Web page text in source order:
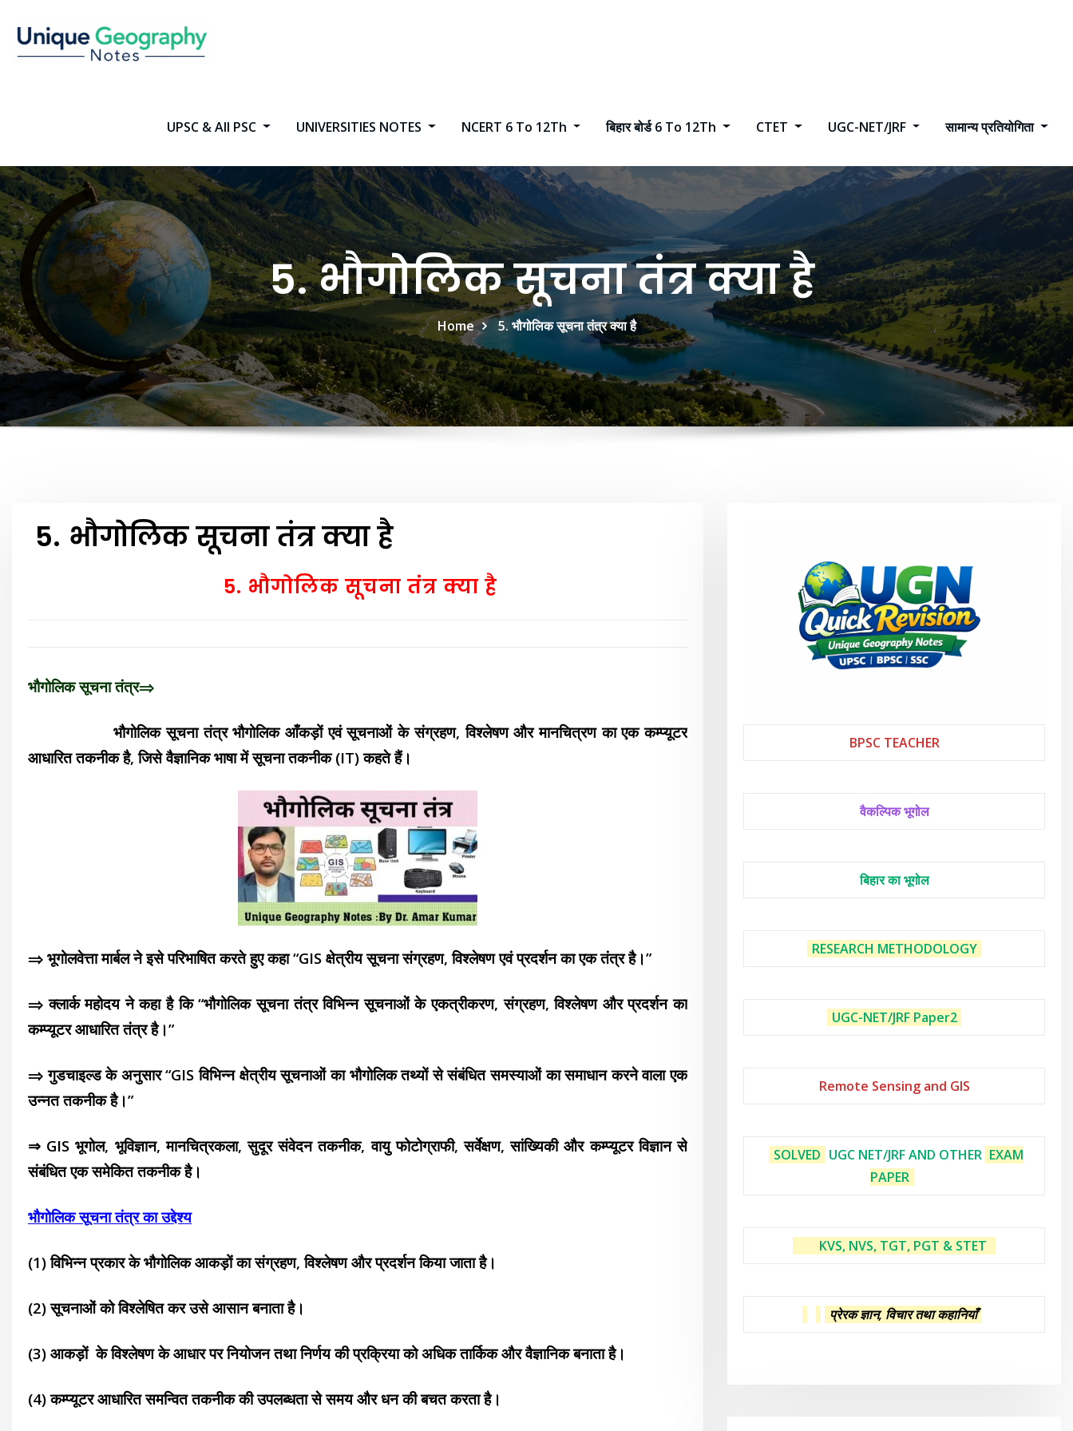
content
UPSC & All PSC UNIVERSITIES NOTES NCERT 6 To 12Th बिहार बोर्ड 6 To 12Th CTET UGC-NET/JRF सामान्य प्रतियोगिता
5. भौगोलिक सूचना तंत्र क्या है
Home 5. भौगोलिक सूचना तंत्र क्या है
5. भौगोलिक सूचना तंत्र क्या है
5. भौगोलिक सूचना तंत्र क्या है
भौगोलिक सूचना तंत्र⇒
भौगोलिक सूचना तंत्र भौगोलिक आँकड़ों एवं सूचनाओं के संग्रहण, विश्लेषण और मानचित्रण का एक कम्प्यूटर
आधारित तकनीक है, जिसे वैज्ञानिक भाषा में सूचना तकनीक (IT) कहते हैं।
⇒ भूगोलवेत्ता मार्बल ने इसे परिभाषित करते हुए कहा “GIS क्षेत्रीय सूचना संग्रहण, विश्लेषण एवंप्रदर्शन का एक तंत्र है।”
⇒ क्लार्क महोदय ने कहा है कि “भौगोलिक सूचना तंत्र विभिन्न सूचनाओं के एकत्रीकरण, संग्रहण, विश्लेषण और प्रदर्शन का
कम्प्यूटर आधारित तंत्र है।”
⇒ गुडचाइल्ड के अनुसार “GIS विभिन्न क्षेत्रीय सूचनाओं का भौगोलिक तथ्यों से संबंधित समस्याओं का समाधान करने वाला एक
उन्नत तकनीक है।”
⇒ GIS भूगोल, भूविज्ञान, मानचित्रकला, सुदूर संवेदन तकनीक, वायु फोटोग्राफी, सर्वेक्षण, सांख्यिकी और कम्प्यूटर विज्ञान से
संबंधित एक समेकित तकनीक है।
भौगोलिक सूचना तंत्रका उद्देश्य
(1) विभिन्न प्रकार के भौगोलिक आकड़ों का संग्रहण, विश्लेषण और प्रदर्शन किया जाता है।
(2) सूचनाओं को विश्लेषित कर उसेआसान बनाता है।
(3) आकड़ों के विश्लेषण के आधार परनियोजन तथा निर्णय की प्रक्रिया को अधिकतार्किक और वैज्ञानिक बनाता है।
(4) कम्प्यूटर आधारित समन्वित तकनीक की उपलब्धता से समय और धन की बचत करता है।
BPSC TEACHER
वैकल्पिक भूगोल
बिहार का भूगोल
RESEARCH METHODOLOGY
UGC-NET/JRF Paper2
Remote Sensing and GIS
SOLVED UGC NET/JRF AND OTHER EXAM
PAPER
KVS, NVS, TGT, PGT & STET
प्रेरक ज्ञान, विचार तथा कहानियाँ